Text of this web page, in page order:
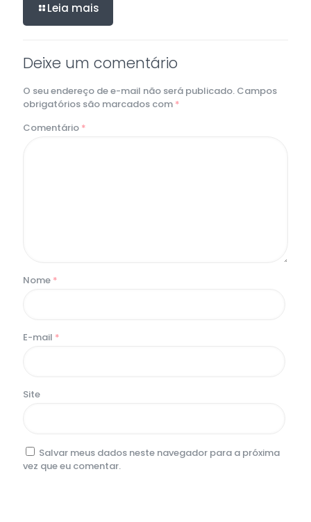
Leia mais
Deixe um comentário
O seu endereço de e-mail não será publicado. Campos
obrigatórios são marcados com *
Comentário *
Nome *
E-mail *
Site
Salvar meus dados neste navegador para a próxima
vez que eu comentar.